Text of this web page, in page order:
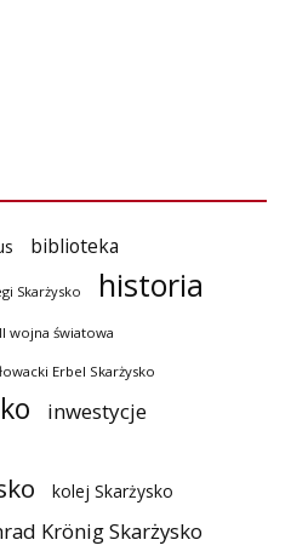
biblioteka
Skarżysko historia
II wojna światowa
Erbel Skarżysko
inwestycje
kolej Skarżysko
Krönig Skarżysko